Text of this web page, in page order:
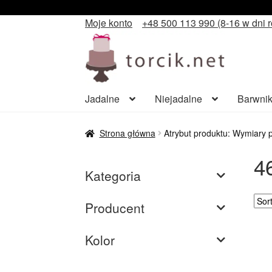
Moje konto +48 500 113 990 (8-16 w dni
Przejdź
do
nawigacji
Przejdź
do
treści
Jadalne Niejadalne
Strona główna Atrybut produktu: Wymiary
Kategoria
Producent
Kolor